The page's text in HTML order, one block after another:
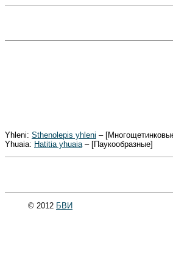
Yhleni: Sthenolepis yhleni –
Yhuaia: Hatitia yhuaia – [Паукообразные]
© 2012 БВИ